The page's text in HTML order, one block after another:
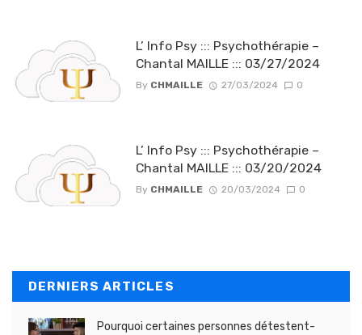
L’ Info Psy ::: Psychothérapie –
Chantal MAILLE ::: 03/27/2024
By CHMAILLE 27/03/2024 0
L’ Info Psy ::: Psychothérapie –
Chantal MAILLE ::: 03/20/2024
By CHMAILLE 20/03/2024 0
DERNIERS ARTICLES
Pourquoi certaines personnes détestent-